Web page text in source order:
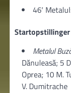
46′
Startopstillinger
Metalul
Dănuleasă; 5
Oprea; 10 M.
V. Dumitrache